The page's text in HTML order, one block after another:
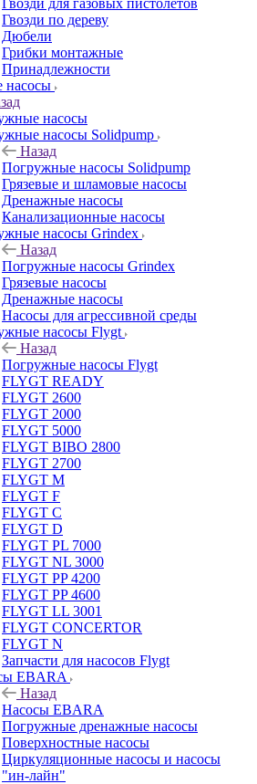
Гвозди для газовых пистолетов
Гвозди по дереву
Дюбели
Грибки монтажные
Принадлежности
насосы
насосы
насосы Solidpump
Назад
Погружные насосы Solidpump
Грязевые и шламовые насосы
Дренажные насосы
Канализационные насосы
насосы Grindex
Назад
Погружные насосы Grindex
Грязевые насосы
Дренажные насосы
Насосы для агрессивной среды
насосы Flygt
Назад
Погружные насосы Flygt
FLYGT READY
FLYGT 2600
FLYGT 2000
FLYGT 5000
FLYGT BIBO 2800
FLYGT 2700
FLYGT M
FLYGT F
FLYGT C
FLYGT D
FLYGT PL 7000
FLYGT NL 3000
FLYGT PP 4200
FLYGT PP 4600
FLYGT LL 3001
FLYGT CONCERTOR
FLYGT N
Запчасти для насосов Flygt
EBARA
Назад
Насосы EBARA
Погружные дренажные насосы
Поверхностные насосы
Циркуляционные насосы и насосы
"ин-лайн"